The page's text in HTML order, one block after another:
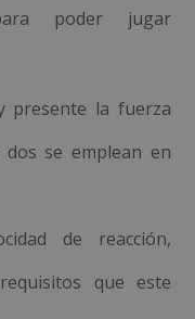
poder jugar
presente la fuerza
dos se emplean en
de reacción,
que este